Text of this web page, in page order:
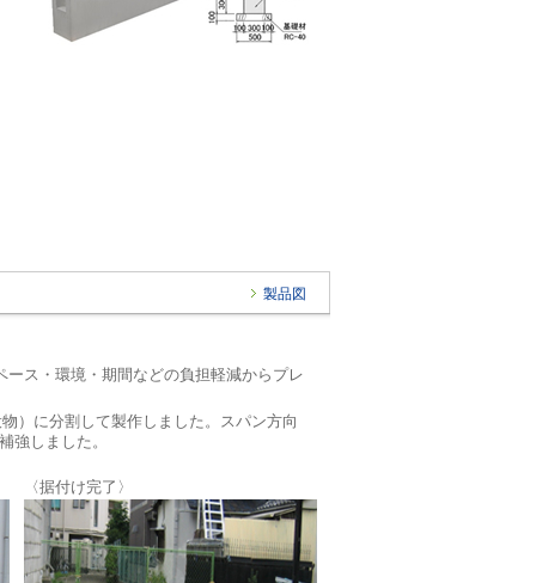
製品図
ス・環境・期間などの負担軽減からプレ
）に分割して製作しました。スパン方向
強しました。
〈据付け完了〉